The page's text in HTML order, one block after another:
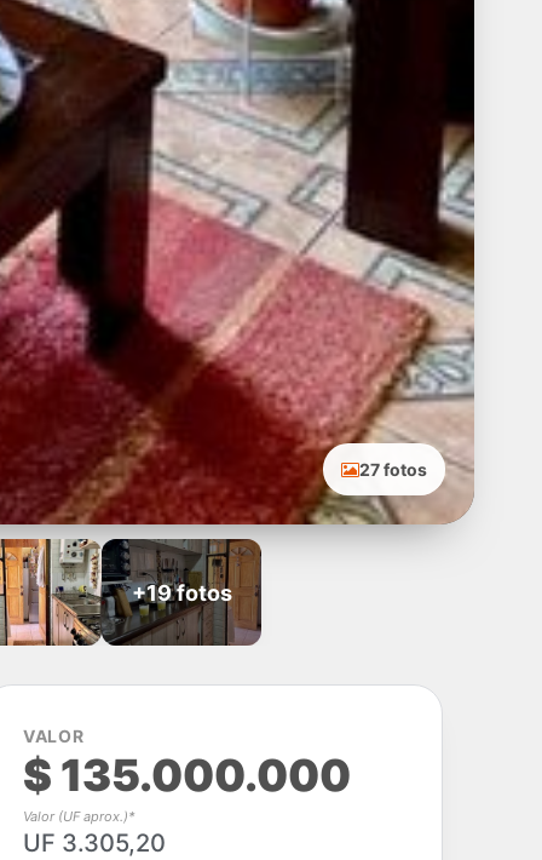
27 fotos
+19 fotos
VALOR
$ 135.000.000
Valor (UF aprox.)*
UF 3.305,20